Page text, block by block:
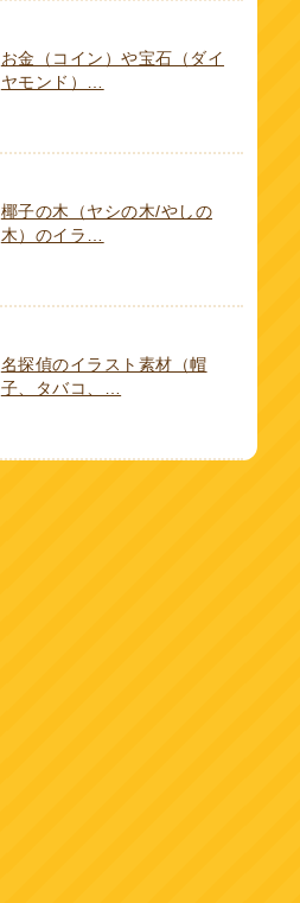
お金（コイン）や宝石（ダイ
ヤモンド）…
椰子の木（ヤシの木/やしの
木）のイラ…
名探偵のイラスト素材（帽
子、タバコ、…